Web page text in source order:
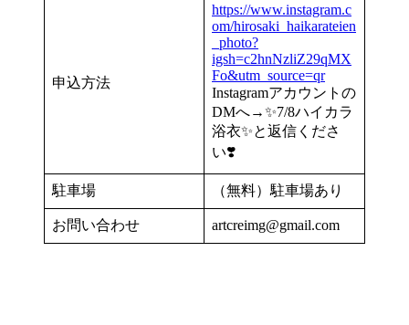
申込方法
https://www.instagram.c
om/hirosaki_haikarateien
_photo?
igsh=c2hnNzliZ29qMX
Fo&utm_source=qr
Instagramアカウントの
DMへ→✨7/8ハイカラ
浴衣✨と返信くださ
い❣️
駐車場 （無料）駐車場あり
お問い合わせ artcreimg@gmail.com